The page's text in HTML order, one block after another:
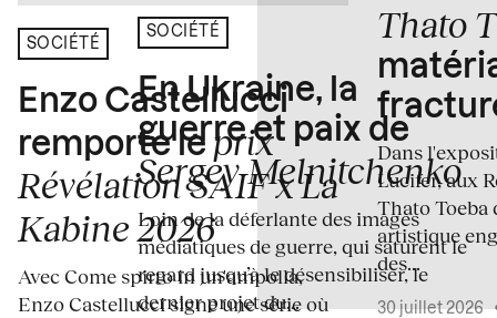
SOCIÉTÉ
Enzo Castellucci
remporte le prix
Révélation SAIF x La
Kabine 2026
Avec Come spirto in un'ampolla,
Enzo Castellucci signe une série où
SOCIÉTÉ
En Ukraine, la
guerre et paix de
Sergey Melnitchenko
Loin de la déferlante des images
médiatiques de guerre, qui saturent le
regard jusqu’à le désensibiliser, le
dernier projet du...
Thato
Dans
Lucifer, aux
Thato Toeba
artistique
des...
30 juillet 2026